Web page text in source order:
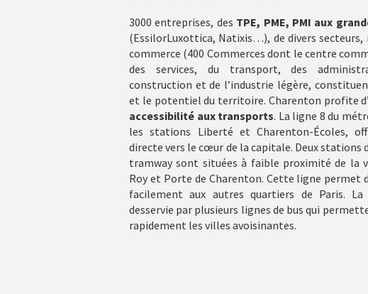
3000 entreprises, des TPE, PME, PMI aux
(EssilorLuxottica, Natixis…), de divers
commerce (400 Commerces dont le centre
des services, du transport, des
construction et de l’industrie légère,
et le potentiel du territoire. Charenton profite
accessibilité aux transports. La ligne 8 du
les stations Liberté et Charenton-Écoles,
directe vers le cœur de la capitale. Deux stations
tramway sont situées à faible proximité de la
Roy et Porte de Charenton. Cette ligne permet
facilement aux autres quartiers de Paris.
desservie par plusieurs lignes de bus qui
rapidement les villes avoisinantes.